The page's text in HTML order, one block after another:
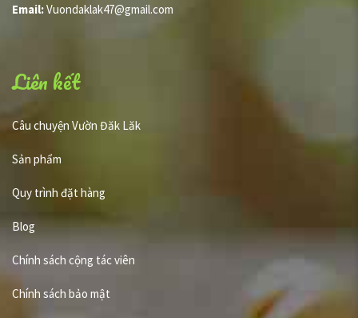
Email:Vuondaklak47@gmail.com
Liên kết
Câu chuyện Vườn Đăk Lăk
Sản phẩm
Quy trình đặt hàng
Blog
Chính sách cộng tác viên
Chính sách bảo mật